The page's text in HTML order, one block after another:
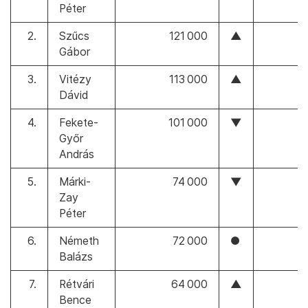
Péter
2.
Szűcs
Gábor
121 000 ▲
3.
Vitézy
Dávid
113 000 ▲
4.
Fekete-
Győr
András
101 000 ▼
5.
Márki-
Zay
Péter
74 000 ▼
6.
Németh
Balázs
72 000 ●
7.
Rétvári
Bence
64 000 ▲